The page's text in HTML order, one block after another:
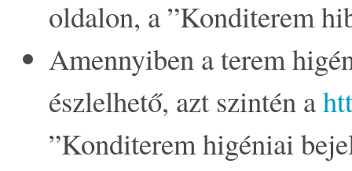
oldalon, a ”Konditerem
Amennyiben a terem
észlelhető, azt szintén a
”Konditerem higéniai